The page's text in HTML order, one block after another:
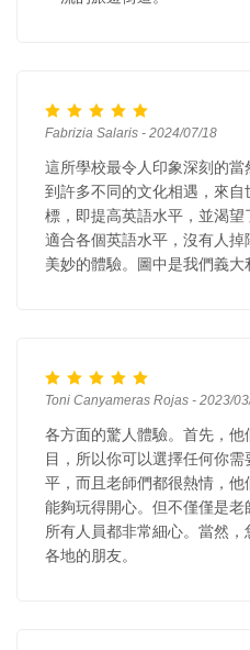
Fabrizia Salaris - 2024/07/18
這所學校最令人印象深刻的
到許多不同的文化相遇，來
標，即提高英語水平，並渴望
適合各個英語水平，沒有人
美妙的體驗。圖中是我們義大
Toni Canyameras Rojas - 2023/
各方面的驚人體驗。首先，
目，所以你可以選擇任何你
平，而且老師們都很熱情，
能夠玩得開心。但不僅僅是
所有人員都非常細心。當然
各地的朋友。